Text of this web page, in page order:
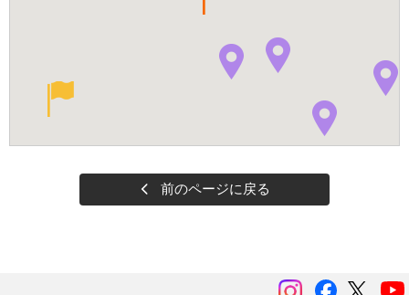
前のページに戻る
Facebook
instagram